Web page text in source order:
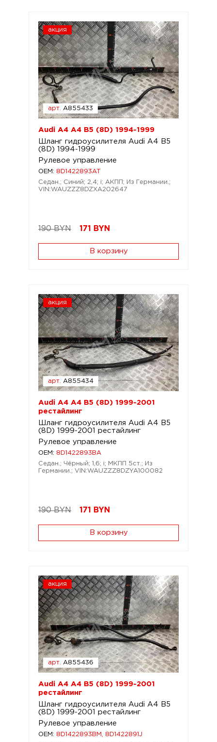
акция
арт. A855433
Audi A4 A4 B5 (8D) 1994-1999
Шланг гидроусилителя Audi A4 B5
(8D) 1994-1999
Рулевое управление
OEM: 8D1422893AT
Седан.; Синий; 2,4; i; АКПП; Из Германии.;
VIN:WAUZZZ8DZXA202647
190 BYN 171 BYN
В корзину
акция
арт. A855434
Audi A4 A4 B5 (8D) 1999-2001
рестайлинг
Шланг гидроусилителя Audi A4 B5
(8D) 1999-2001 рестайлинг
Рулевое управление
OEM: 8D1422893BA
Седан.; Чёрный; 1,6; i; МКПП 5ст.; Из
Германии.; VIN:WAUZZZ8DZYA100082
190 BYN 171 BYN
В корзину
акция
арт. A855436
Audi A4 A4 B5 (8D) 1999-2001
рестайлинг
Шланг гидроусилителя Audi A4 B5
(8D) 1999-2001 рестайлинг
Рулевое управление
OEM: 8D1422893BM, 8D1422891J